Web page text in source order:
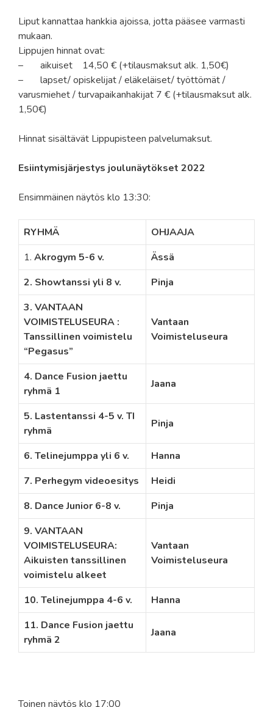
Liput kannattaa hankkia ajoissa, jotta pääsee varmasti
mukaan.
Lippujen hinnat ovat:
– aikuiset 14,50 € (+tilausmaksut alk. 1,50€)
– lapset/ opiskelijat / eläkeläiset/ työttömät /
varusmiehet / turvapaikanhakijat 7 € (+tilausmaksut alk.
1,50€)
Hinnat sisältävät Lippupisteen palvelumaksut.
Esiintymisjärjestys joulunäytökset 2022
Ensimmäinen näytös klo 13:30:
RYHMÄ
OHJAAJA
1. Akrogym 5-6 v.
Ässä
2. Showtanssi yli 8 v.
Pinja
3. VANTAAN
VOIMISTELUSEURA :
Tanssillinen voimistelu
“Pegasus”
Vantaan
Voimisteluseura
4. Dance Fusion jaettu
ryhmä 1
Jaana
5. Lastentanssi 4-5 v. TI
ryhmä
Pinja
6. Telinejumppa yli 6 v.
Hanna
7. Perhegym videoesitys
Heidi
8. Dance Junior 6-8 v.
Pinja
9. VANTAAN
VOIMISTELUSEURA:
Aikuisten tanssillinen
voimistelu alkeet
Vantaan
Voimisteluseura
10. Telinejumppa 4-6 v.
Hanna
11. Dance Fusion jaettu
ryhmä 2
Jaana
Toinen näytös klo 17:00